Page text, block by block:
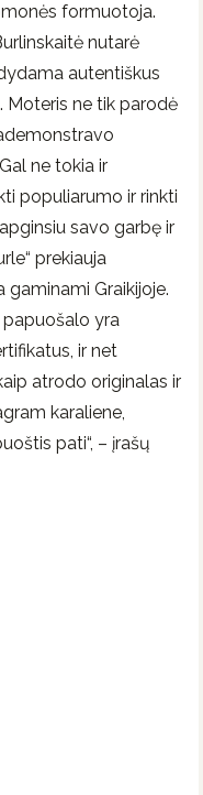
formuotoja.
nutarė
autentiškus
Moteris ne tik parodė
ne tokia ir
populiarumo ir rinkti
savo garbę ir
prekiauja
gaminami Graikijoje.
papuošalo yra
ir net
atrodo originalas ir
karaliene,
pati“, – įrašų